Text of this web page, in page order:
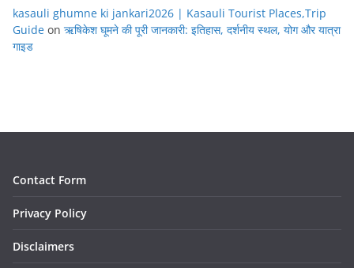
kasauli ghumne ki jankari2026 | Kasauli Tourist Places,Trip
Guide on ऋषिकेश घूमने की पूरी जानकारी: इतिहास, दर्शनीय स्थल, योग और यात्रा
गाइड
Contact Form
Privacy Policy
Disclaimers